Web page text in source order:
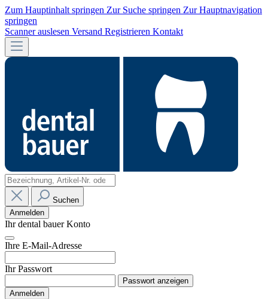
Zum Hauptinhalt springen Zur Suche springen Zur Hauptnavigation
springen
Scanner auslesen Versand Registrieren Kontakt
Suchen
Anmelden
Ihr dental bauer Konto
Ihre E-Mail-Adresse
Ihr Passwort
Passwort anzeigen
Anmelden